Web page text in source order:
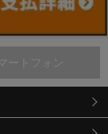
ートフォン